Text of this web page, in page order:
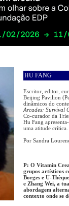
HU FANG
Escritor, editor,
Beijing Pavilion
dinâmicos do
Arcades: Survival
Co-curador da
Hu Fang
uma atitude crítica.
Por Sandra
P: O Vitamin
grupos artísticos
Borges e U-
e Zhang Wei, a
abordagem
contexto onde se